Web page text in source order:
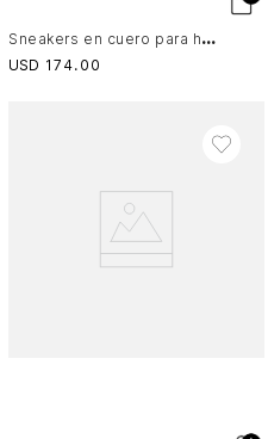
S
neakers en cuero para hombre Halo 2
USD 174. 00